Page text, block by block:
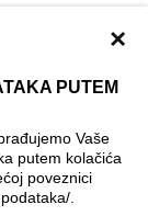
×
PUTEM
Vaše
putem kolačića
poveznici